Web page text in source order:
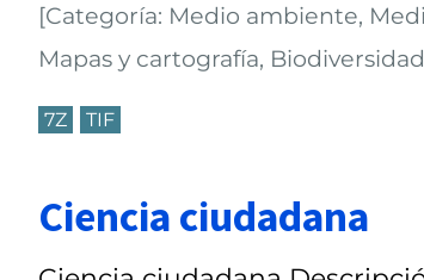
[Categoría: Medio ambiente,
Mapas y cartografía,
7Z TIF
Ciencia ciudadana